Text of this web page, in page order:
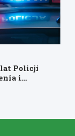
lat Policji
i
służby